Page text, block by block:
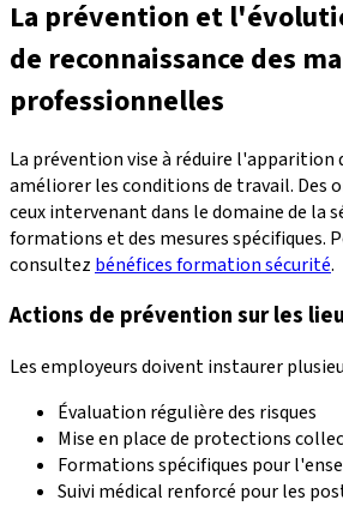
La prévention et
de reconnaissance des
professionnelles
La prévention vise à réduire l'apparition
améliorer les conditions de travail. Des
ceux intervenant dans le domaine de la
formations et des mesures spécifiques.
consultez bénéfices formation sécurité.
Actions de prévention sur les
Les employeurs doivent instaurer
Évaluation régulière des risques
Mise en place de protections
Formations spécifiques pour
Suivi médical renforcé pour les